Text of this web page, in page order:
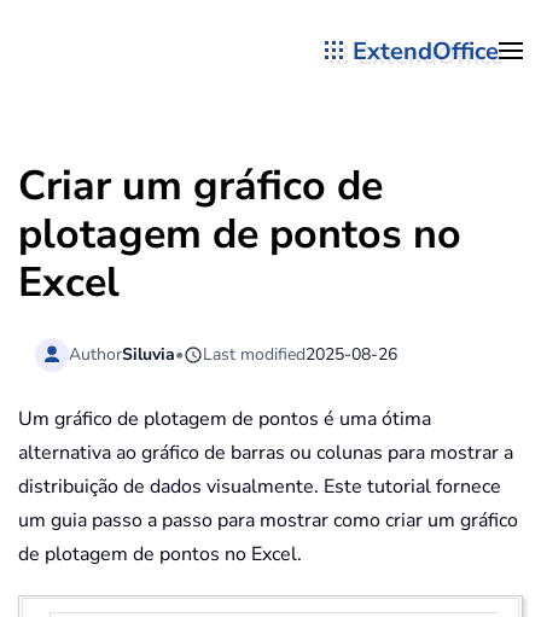
ExtendOffice
Criar um gráfico de
plotagem de pontos no
Excel
AuthorSiluvia• Last modified2025-08-26
Um gráfico de plotagem de pontos é uma ótima
alternativa ao gráfico de barras ou colunas para mostrar a
distribuição de dados visualmente. Este tutorial fornece
um guia passo a passo para mostrar como criar um gráfico
de plotagem de pontos no Excel.